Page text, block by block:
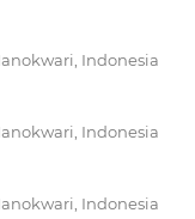
Indonesia
Indonesia
Indonesia